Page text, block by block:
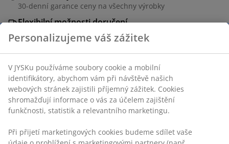
30-denní garance ceny na všechny výrobky
Flexibilní možnosti doručení
Rychlá a snadná doprava podle vašich představ
Jídelní židle s polstrovaným sedadlem a opěradlem s
pískovým potahem. Nohy z oceli s dubovým vzhledem.
Skladová položka: 3640130
Návod k sestavení
Personalizujeme váš zážitek
V JYSKu používáme soubory cookie a mobilní
identifikátory, abychom vám při návštěvě našich
webových stránek zajistili příjemný zážitek. Cookies
shromažďují informace o vás za účelem zajištění
funkčnosti, statistik a relevantního marketingu.
Při přijetí marketingových cookies budeme sdílet vaše